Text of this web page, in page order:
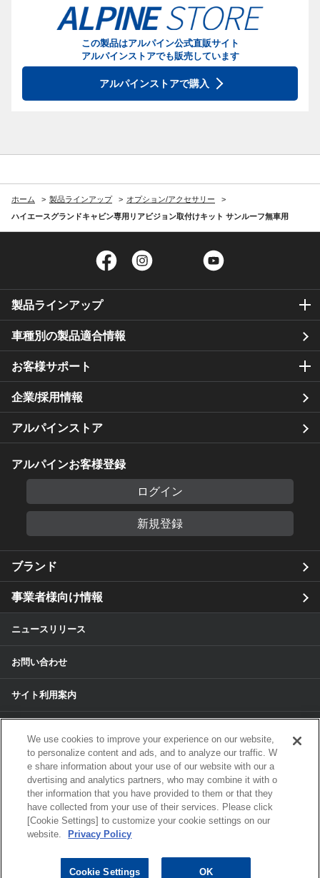
この製品はアルパイン公式直販サイト
アルパインストアでも販売しています
アルパインストアで購入
ホーム 製品ラインアップ
オプション/アクセサリー
ハイエースグランドキャビン専用リアビジョン取付けキット サンルーフ無車用
Facebook Twitter
製品ラインアップ
車種別の製品適合情報
お客様サポート
企業/採用情報
アルパインストア
アルパインお客様登録
ログイン
新規登録
ブランド
事業者様向け情報
ニュースリリース
お問い合わせ
サイト利用案内
個人情報のお取扱いについて
各種サービスの個人情報保護方針
サイトマップ
ELECTRONICS MARKETING, INC. ALL RIGHTS RESERVED.
We use cookies to improve your experience on our website,
to personalize content and ads, and to analyze our traffic. W
e share information about your use of our website with our a
dvertising and analytics partners, who may combine it with o
ther information that you have provided to them or that they
have collected from your use of their services. Please click
[Cookie Settings] to customize your cookie settings on our
website.
Privacy Policy
Cookie Settings OK